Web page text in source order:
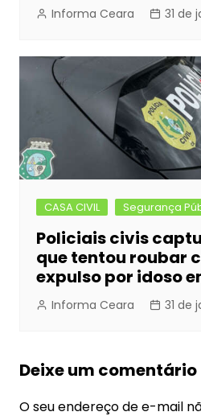
Informa Ceara 31 de
CASA CIVIL Segurança
Policiais civis
que tentou roubar
expulso por idoso
Informa Ceara 31 de
Deixe um comentário
O seu endereço de e-mail